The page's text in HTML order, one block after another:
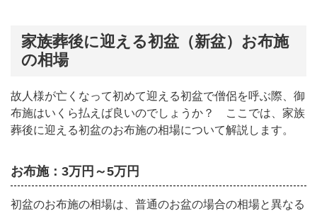
家族葬後に迎える初盆（新盆）お布施
の相場
故人様が亡くなって初めて迎える初盆で僧侶を呼ぶ際、御
布施はいくら払えば良いのでしょうか？ ここでは、家族
葬後に迎える初盆のお布施の相場について解説します。
お布施：3万円～5万円
初盆のお布施の相場は、普通のお盆の場合の相場と異なる